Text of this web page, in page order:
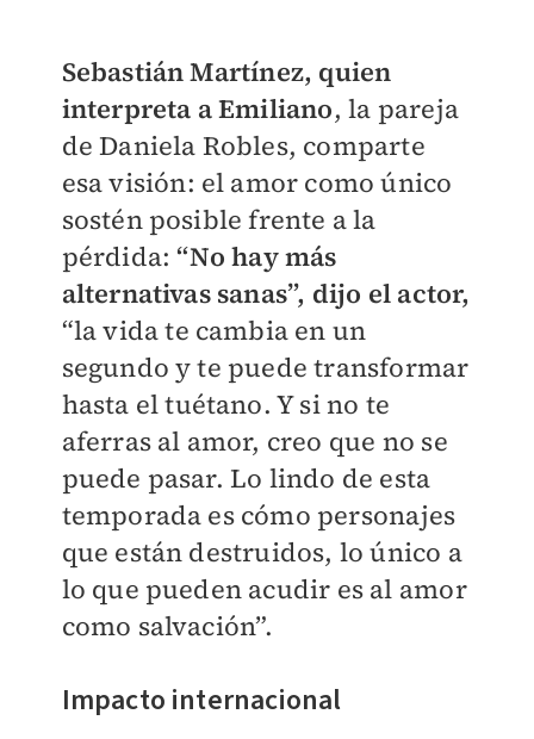
Sebastián Martínez, quien
interpreta a Emiliano, la pareja
de Daniela Robles, comparte
esa visión: el amor como único
sostén posible frente a la
pérdida:“No hay más
alternativas sanas”, dijo el actor,
“la vida te cambia en un
segundo y te puede transformar
hasta el tuétano. Y si no te
aferras al amor, creo que no se
puede pasar. Lo lindo de esta
temporada es cómo personajes
que están destruidos, lo único a
lo que pueden acudir es al amor
como salvación”.
Impacto internacional